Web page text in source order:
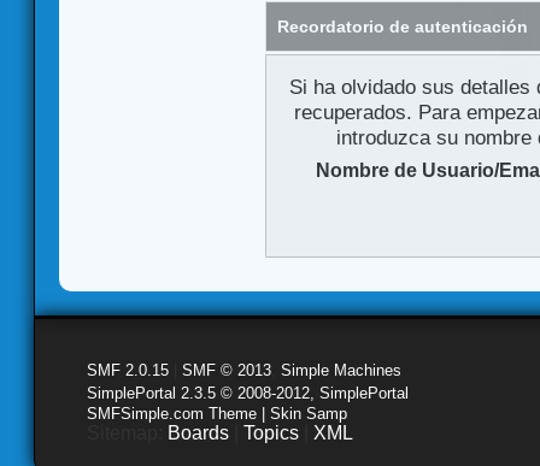
Recordatorio de autenticación
Si ha olvidado sus
recuperados. Para
introduzca su
Nombre de Usuario/
SMF 2.0.15 SMF © 2013 Simple Machines
SimplePortal 2.3.5 © 2008-2012, SimplePortal
SMFSimple.com Theme | Skin Samp
Boards Topics XML